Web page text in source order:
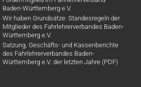
Baden-Württemberg e.V.
Wir haben Grundsätze: Standesregeln der
Mitglieder des Fahrlehrerverbandes Baden-
Württemberg e.V.
Satzung, Geschäfts- und Kassenberichte
des Fahrlehrerverbandes Baden-
Württemberg e.V. der letzten Jahre (PDF)